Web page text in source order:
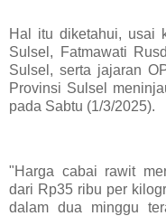
Hal itu diketahui, usai
Sulsel, Fatmawati
Sulsel, serta jajaran
Provinsi Sulsel
pada Sabtu (1/3/2025).
"Harga cabai rawit
dari Rp35 ribu per
dalam dua minggu